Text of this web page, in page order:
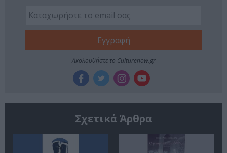
Ακολουθήστε το Culturenow.gr
Σχετικά Άρθρα